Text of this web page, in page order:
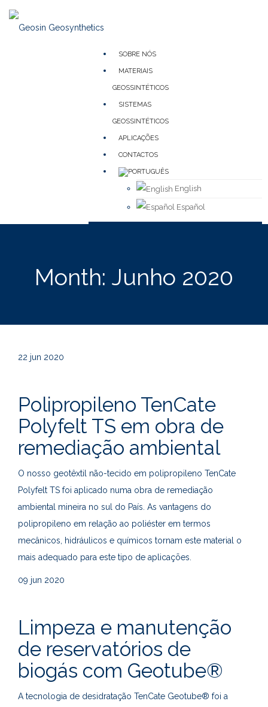
SOBRE NÓS
MATERIAIS
GEOSSINTÉTICOS
SISTEMAS
GEOSSINTÉTICOS
APLICAÇÕES
CONTACTOS
English
Español
Month: Junho 2020
22 jun 2020
Polipropileno TenCate
Polyfelt TS em obra de
remediação ambiental
O nosso geotêxtil não-tecido em polipropileno TenCate
Polyfelt TS foi aplicado numa obra de remediação
ambiental mineira no sul do País. As vantagens do
polipropileno em relação ao poliéster em termos
mecânicos, hidráulicos e químicos tornam este material o
mais adequado para este tipo de aplicações.
09 jun 2020
Limpeza e manutenção
de reservatórios de
biogás com Geotube®
A tecnologia de desidratação TenCate Geotube® foi a